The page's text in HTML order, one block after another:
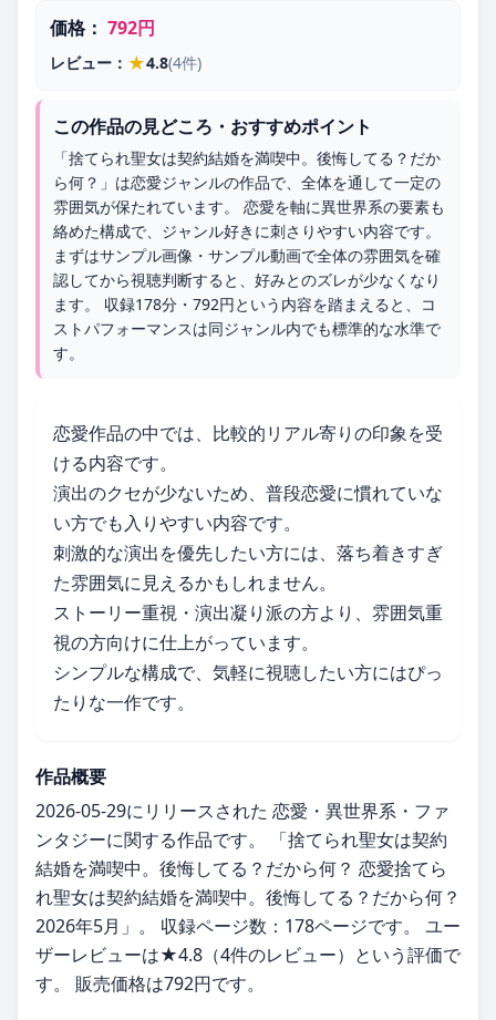
価格： 792円
レビュー： ★4.8(4件)
この作品の見どころ・おすすめポイント
「捨てられ聖女は契約結婚を満喫中。後悔してる？だか
ら何？」は恋愛ジャンルの作品で、全体を通して一定の
雰囲気が保たれています。 恋愛を軸に異世界系の要素も
絡めた構成で、ジャンル好きに刺さりやすい内容です。
まずはサンプル画像・サンプル動画で全体の雰囲気を確
認してから視聴判断すると、好みとのズレが少なくなり
ます。 収録178分・792円という内容を踏まえると、コ
ストパフォーマンスは同ジャンル内でも標準的な水準で
す。
恋愛作品の中では、比較的リアル寄りの印象を受
ける内容です。
演出のクセが少ないため、普段恋愛に慣れていな
い方でも入りやすい内容です。
刺激的な演出を優先したい方には、落ち着きすぎ
た雰囲気に見えるかもしれません。
ストーリー重視・演出凝り派の方より、雰囲気重
視の方向けに仕上がっています。
シンプルな構成で、気軽に視聴したい方にはぴっ
たりな一作です。
作品概要
2026-05-29にリリースされた 恋愛・異世界系・ファ
ンタジーに関する作品です。 「捨てられ聖女は契約
結婚を満喫中。後悔してる？だから何？ 恋愛捨てら
れ聖女は契約結婚を満喫中。後悔してる？だから何？
2026年5月」。 収録ページ数：178ページです。 ユー
ザーレビューは★4.8（4件のレビュー）という評価で
す。 販売価格は792円です。